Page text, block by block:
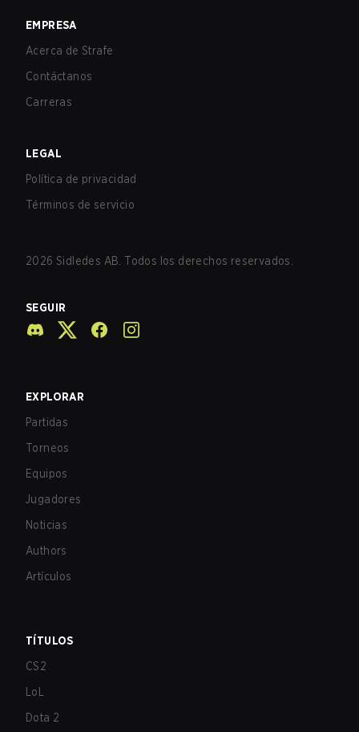
EMPRESA
Acerca de Strafe
Contáctanos
Carreras
LEGAL
Política de privacidad
Términos de servicio
2026 Sidledes AB. Todos los derechos reservados.
SEGUIR
EXPLORAR
Partidas
Torneos
Equipos
Jugadores
Noticias
Authors
Artículos
TÍTULOS
CS2
LoL
Dota 2